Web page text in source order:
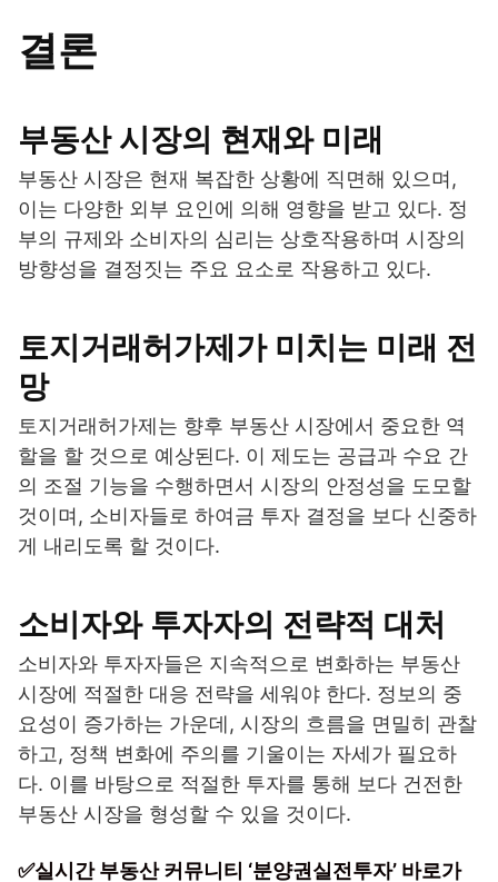
결론
부동산 시장의 현재와 미래
부동산 시장은 현재 복잡한 상황에 직면해 있으며,
이는 다양한 외부 요인에 의해 영향을 받고 있다. 정
부의 규제와 소비자의 심리는 상호작용하며 시장의
방향성을 결정짓는 주요 요소로 작용하고 있다.
토지거래허가제가 미치는 미래 전
망
토지거래허가제는 향후 부동산 시장에서 중요한 역
할을 할 것으로 예상된다. 이 제도는 공급과 수요 간
의 조절 기능을 수행하면서 시장의 안정성을 도모할
것이며, 소비자들로 하여금 투자 결정을 보다 신중하
게 내리도록 할 것이다.
소비자와 투자자의 전략적 대처
소비자와 투자자들은 지속적으로 변화하는 부동산
시장에 적절한 대응 전략을 세워야 한다. 정보의 중
요성이 증가하는 가운데, 시장의 흐름을 면밀히 관찰
하고, 정책 변화에 주의를 기울이는 자세가 필요하
다. 이를 바탕으로 적절한 투자를 통해 보다 건전한
부동산 시장을 형성할 수 있을 것이다.
✅실시간 부동산 커뮤니티 ‘분양권실전투자’ 바로가